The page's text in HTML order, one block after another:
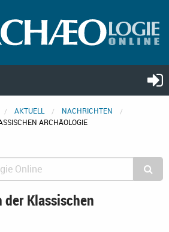
AKTUELL
NACHRICHTEN
ARCHÄOLOGIE
der Klassischen